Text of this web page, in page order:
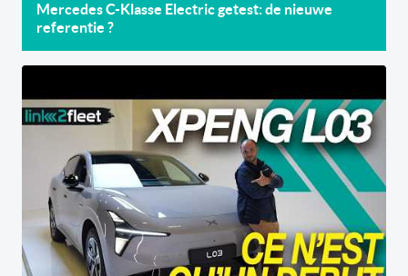
Mercedes C-Klasse Electric getest: de nieuwe
referentie ?